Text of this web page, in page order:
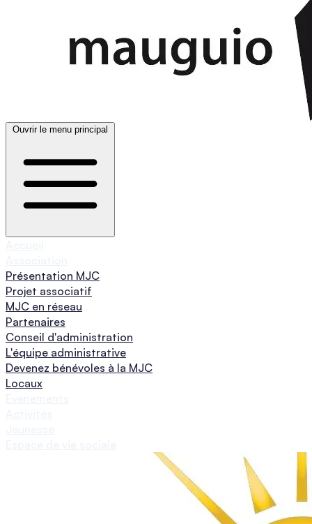
Ouvrir le menu principal
Présentation MJC
Projet associatif
MJC en réseau
Partenaires
Conseil d'administration
L'équipe administrative
Devenez bénévoles à la MJC
Locaux